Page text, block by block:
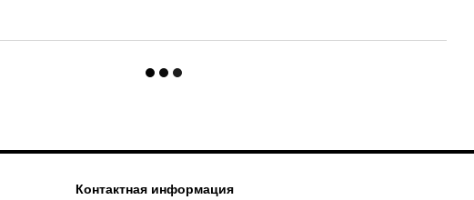
Контактная информация